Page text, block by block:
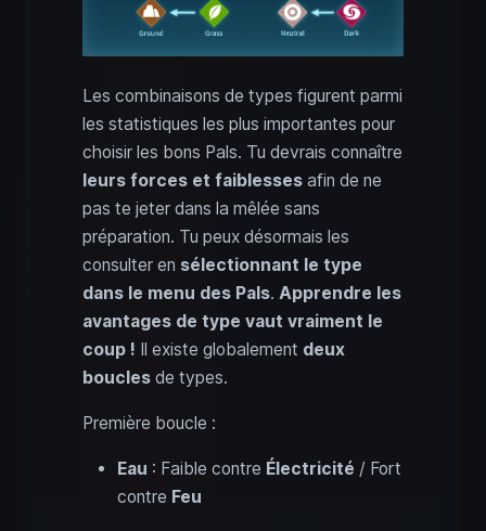
Les combinaisons de types figurent parmi
les statistiques les plus importantes pour
choisir les bons Pals. Tu devrais connaître
leurs forces et faiblesses afin de ne
pas te jeter dans la mêlée sans
préparation. Tu peux désormais les
consulter en sélectionnant le type
dans le menu des Pals. Apprendre les
avantages de type vaut vraiment le
coup ! Il existe globalement deux
boucles de types.
Première boucle :
Eau : Faible contre Électricité / Fort
contre Feu